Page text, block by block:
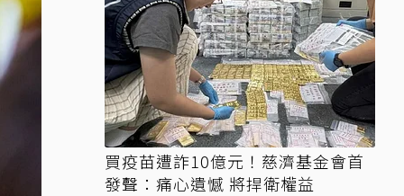
買疫苗遭詐10億元！慈濟基金會首
發聲：痛心遺憾 將捍衛權益